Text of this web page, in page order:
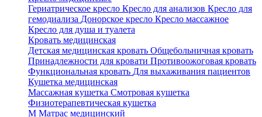
Гериатрическое кресло Кресло для анализов Кресло для
гемодиализа Донорское кресло Кресло массажное
Кресло для душа и туалета
Кровать медицинская
Детская медицинская кровать Общебольничная кровать
Принадлежности для кровати Противоожоговая кровать
Функциональная кровать Для выхаживания пациентов
Кушетка медицинская
Массажная кушетка Смотровая кушетка
Физиотерапевтическая кушетка
М Матрас медицинский